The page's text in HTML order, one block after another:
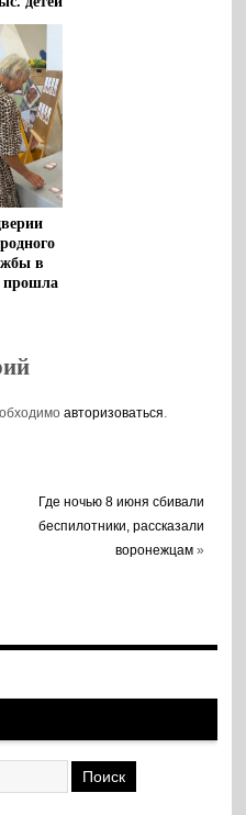
в
прошла
авторизоваться
Где ночью 8 июня сбивали
беспилотники, рассказали
воронежцам »